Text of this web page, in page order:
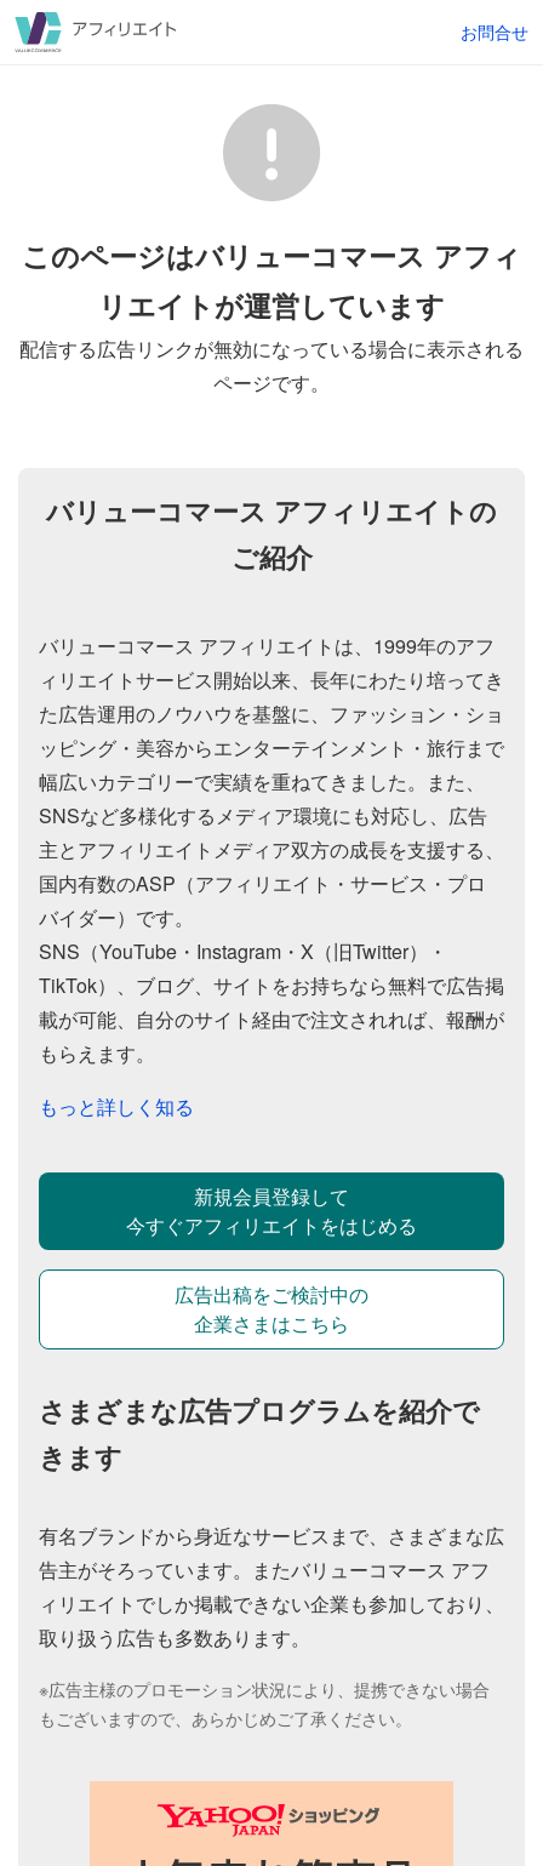
お問合せ
このページはバリューコマース アフィ
リエイトが運営しています
配信する広告リンクが無効になっている場合に表示される
ページです。
バリューコマース アフィリエイトの
ご紹介
バリューコマース アフィリエイトは、1999年のアフ
ィリエイトサービス開始以来、長年にわたり培ってき
た広告運用のノウハウを基盤に、ファッション・ショ
ッピング・美容からエンターテインメント・旅行まで
幅広いカテゴリーで実績を重ねてきました。また、
SNSなど多様化するメディア環境にも対応し、広告
主とアフィリエイトメディア双方の成長を支援する、
国内有数のASP（アフィリエイト・サービス・プロ
バイダー）です。
SNS（YouTube・Instagram・X（旧Twitter）・
TikTok）、ブログ、サイトをお持ちなら無料で広告掲
載が可能、自分のサイト経由で注文されれば、報酬が
もらえます。
もっと詳しく知る
新規会員登録して
今すぐアフィリエイトをはじめる
広告出稿をご検討中の
企業さまはこちら
さまざまな広告プログラムを紹介で
きます
有名ブランドから身近なサービスまで、さまざまな広
告主がそろっています。またバリューコマース アフ
ィリエイトでしか掲載できない企業も参加しており、
取り扱う広告も多数あります。
※広告主様のプロモーション状況により、提携できない場合
もございますので、あらかじめご了承ください。